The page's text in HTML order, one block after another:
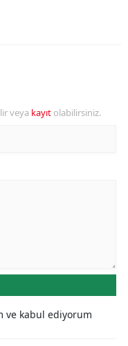
veya kayıt olabilirsiniz.
ve kabul ediyorum